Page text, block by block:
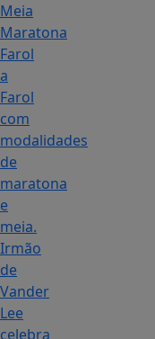
Meia
Maratona
Farol
a
Farol
com
modalidades
de
maratona
e
meia.
Irmão
de
Vander
Lee
celebra